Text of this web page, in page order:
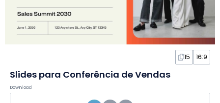
15 16:9
Slides para Conferência de Vendas
Download